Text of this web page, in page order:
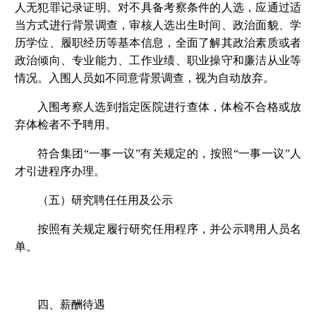
人无犯罪记录证明。对不具备考察条件的人选，应通过适
当方式进行背景调查，审核人选出生时间、政治面貌、学
历学位、履职经历等基本信息，全面了解其政治素质或者
政治倾向、专业能力、工作业绩、职业操守和廉洁从业等
情况。入围人员如不同意背景调查，视为自动放弃。
入围考察人选到指定医院进行查体，体检不合格或放
弃体检者不予聘用。
符合集团“一事一议”有关规定的，按照“一事一议”人
才引进程序办理。
（五）研究聘任任用及公示
按照有关规定履行研究任用程序，并公示聘用人员名
单。
四、薪酬待遇